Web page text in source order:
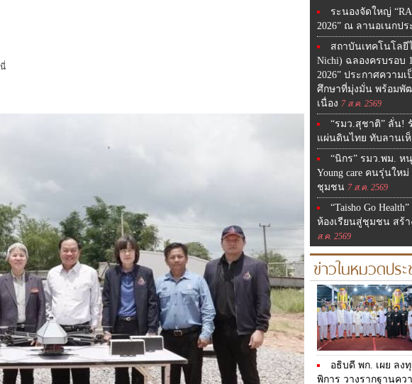
ระนองจัดใหญ่
2026” ณ ลานอเนกปร
สถาบันเทคโนโลยี
Nichi) ฉลองครบรอบ
2026” ประกาศความ
ศึกษาที่มุ่งมั่น พร้อมพั
เนื่อง 7 ส.ค. 2569
“รมว.สุชาติ” ลั่น!
แผ่นดินไทย ทับลานเ
“นิกร” รมว.พม. ห
Young care คนรุ่นให
ชุมชน 7 ส.ค. 2569
“Taisho Go
ห้องเรียนสู่ชุมชน สร้
ส.ค. 2569
ข่าวในหมวดปร
อธิบดี พก. เผย ล
พิการ วางรากฐานค